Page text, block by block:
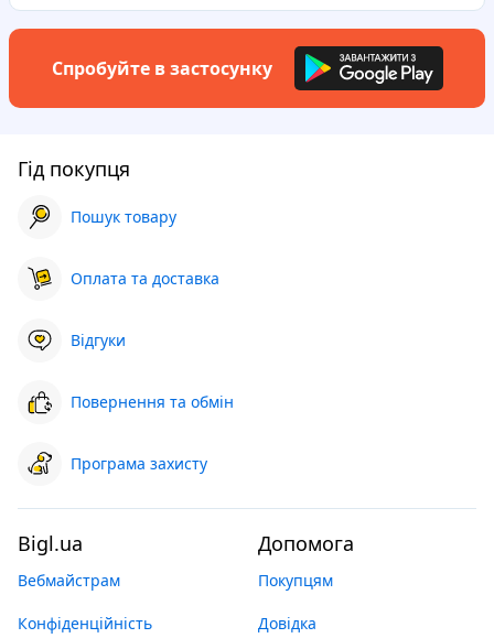
Спробуйте в застосунку
Гід покупця
Пошук товару
Оплата та доставка
Відгуки
Повернення та обмін
Програма захисту
Bigl.ua
Вебмайстрам
Конфіденційність
Допомога
Покупцям
Довідка